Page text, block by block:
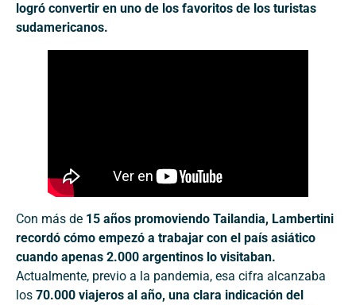
logró convertir en uno de los favoritos de los turistas
sudamericanos.
Con más de 15 años promoviendo Tailandia, Lambertini
recordó cómo empezó a trabajar con el país asiático
cuando apenas 2.000 argentinos lo visitaban.
Actualmente, previo a la pandemia, esa cifra alcanzaba
los 70.000 viajeros al año, una clara indicación del